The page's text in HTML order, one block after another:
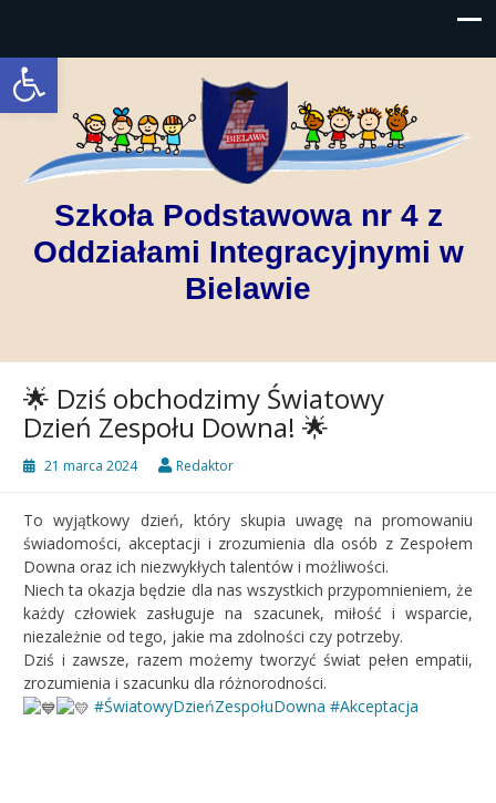
Open toolbar
Szkoła Podstawowa nr 4 z
Oddziałami Integracyjnymi w
Bielawie
🌟 Dziś obchodzimy Światowy
Dzień Zespołu Downa! 🌟
21 marca 2024 Redaktor
To wyjątkowy dzień, który skupia uwagę na promowaniu
świadomości, akceptacji i zrozumienia dla osób z Zespołem
Downa oraz ich niezwykłych talentów i możliwości.
Niech ta okazja będzie dla nas wszystkich przypomnieniem, że
każdy człowiek zasługuje na szacunek, miłość i wsparcie,
niezależnie od tego, jakie ma zdolności czy potrzeby.
Dziś i zawsze, razem możemy tworzyć świat pełen empatii,
zrozumienia i szacunku dla różnorodności.
#ŚwiatowyDzieńZespołuDowna #Akceptacja